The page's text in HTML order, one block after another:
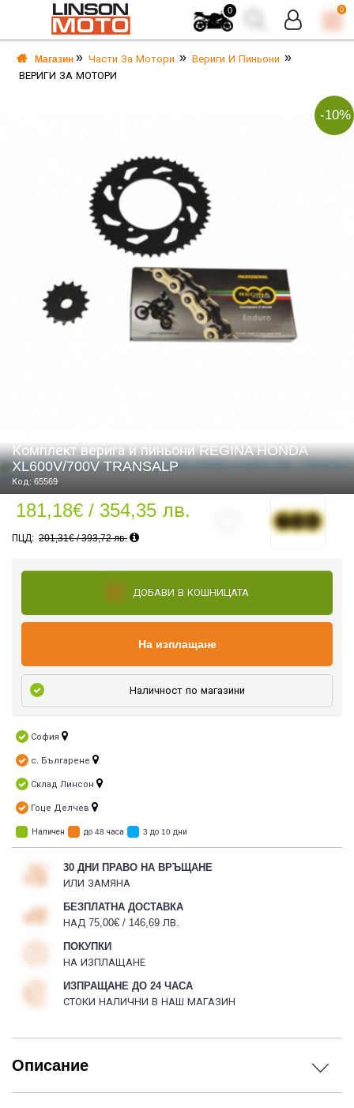
ЕКИПИРОВКА
0 0
Магазин Части За Мотори
Вериги И Пиньони
ВЕРИГИ ЗА МОТОРИ
-10%
Комплект верига и пиньони REGINA HONDA
XL600V/700V TRANSALP
Код: 65569
181,18€ / 354,35 лв.
201,31€ / 393,72 лв.
ДОБАВИ В КОШНИЦАТА
На изплащане
Наличност по магазини
София
с. Българене
Склад Линсон
Гоце Делчев
Наличен до 48 часа 3 до 10 дни
30 ДНИ ПРАВО НА ВРЪЩАНЕ
ИЛИ ЗАМЯНА
БЕЗПЛАТНА ДОСТАВКА
НАД 75,00€ / 146,69 ЛВ.
ПОКУПКИ
НА ИЗПЛАЩАНЕ
ИЗПРАЩАНЕ ДО 24 ЧАСА
СТОКИ НАЛИЧНИ В НАШ МАГАЗИН
Описание